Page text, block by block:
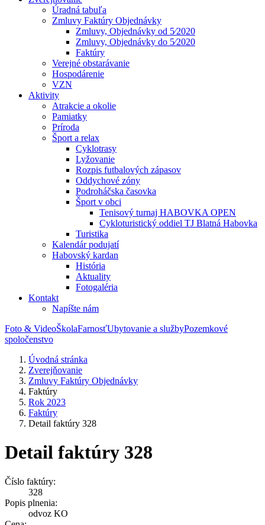
Úradná tabuľa
Zmluvy Faktúry Objednávky
Zmluvy, Objednávky od 5⁄2020
Zmluvy, Objednávky do 5⁄2020
Faktúry
Verejné obstarávanie
Hospodárenie
VZN
Aktivity
Atrakcie a okolie
Pamiatky
Príroda
Šport a relax
Cyklotrasy
Lyžovanie
Rozpis futbalových zápasov
Oddychové zóny
Podroháčska časovka
Šport v obci
Tenisový turnaj HABOVKA OPEN
Cykloturistický oddiel TJ Blatná Habovka
Turistika
Kalendár podujatí
Habovský kardan
História
Aktuality
Fotogaléria
Kontakt
Napíšte nám
Foto & VideoŠkolaFarnosťUbytovanie a službyPozemkové
spoločenstvo
Úvodná stránka
Zverejňovanie
Zmluvy Faktúry Objednávky
Faktúry
Rok 2023
Faktúry
Detail faktúry 328
Detail faktúry 328
Číslo faktúry:
328
Popis plnenia:
odvoz KO